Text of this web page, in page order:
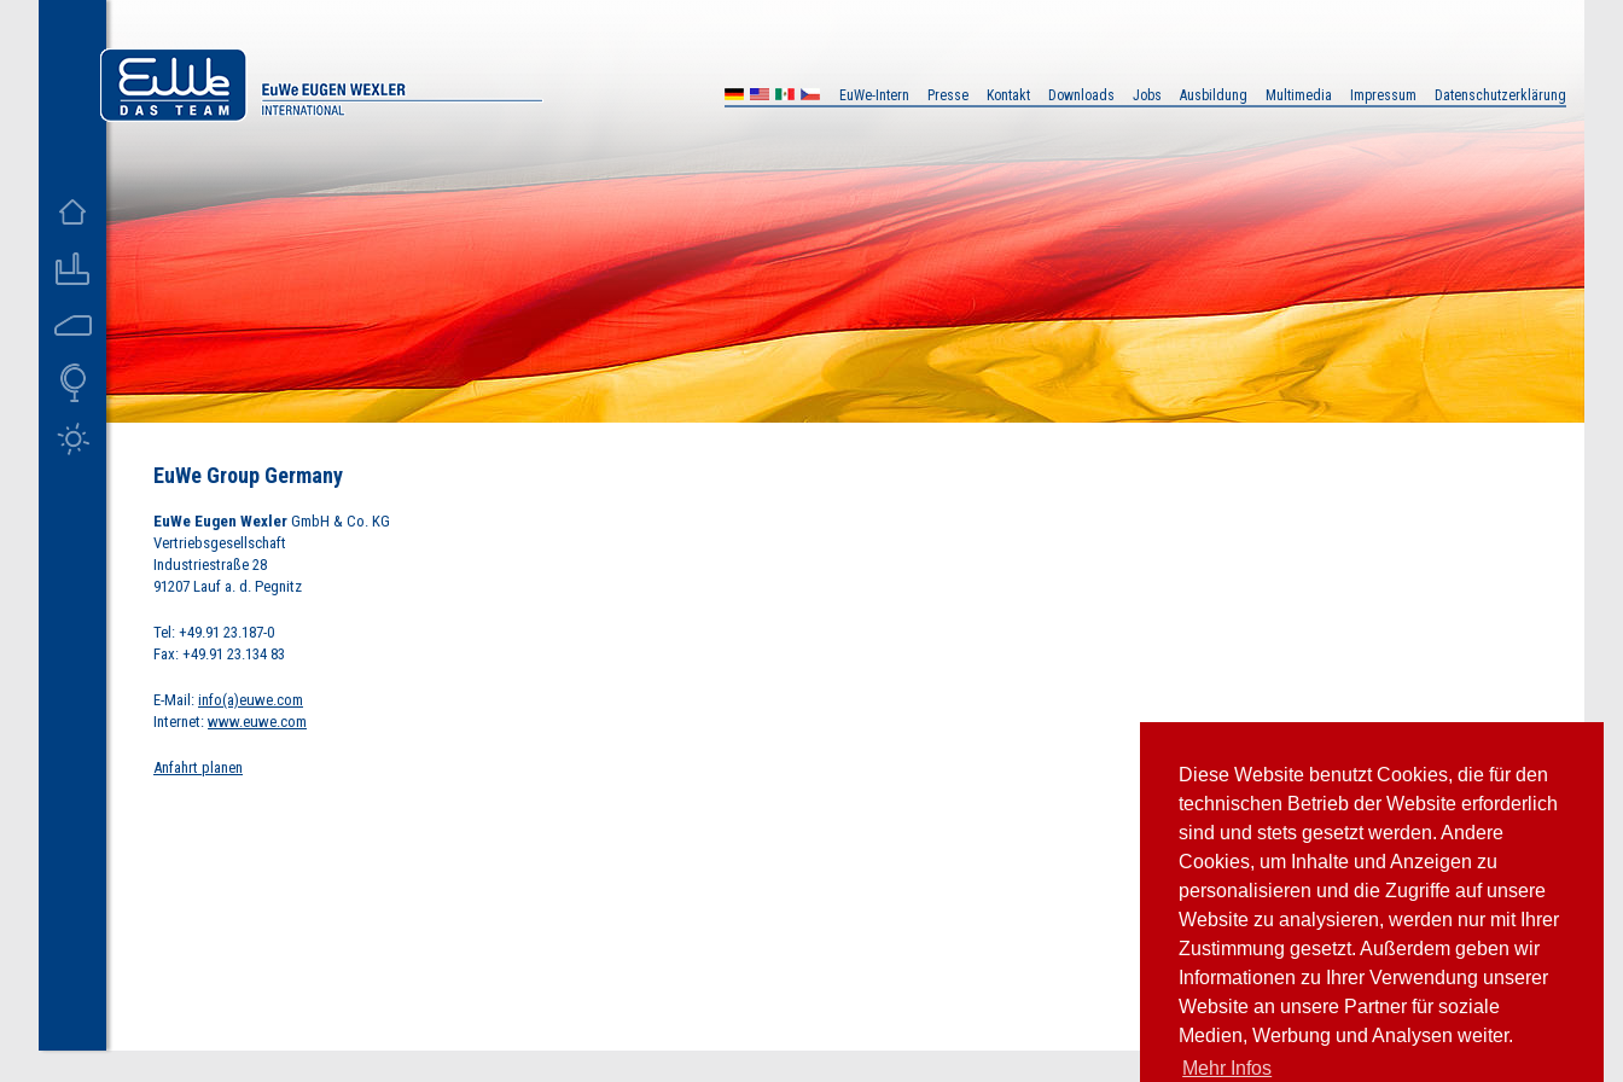
Diese Website benutzt Cookies, die für den
technischen Betrieb der Website erforderlich
sind und stets gesetzt werden. Andere
Cookies, um Inhalte und Anzeigen zu
personalisieren und die Zugriffe auf unsere
Website zu analysieren, werden nur mit Ihrer
Zustimmung gesetzt. Außerdem geben wir
Informationen zu Ihrer Verwendung unserer
Website an unsere Partner für soziale
Medien, Werbung und Analysen weiter.
Mehr Infos
EuWe Group Germany
EuWe Eugen Wexler GmbH & Co. KG
Vertriebsgesellschaft
Industriestraße 28
91207 Lauf a. d. Pegnitz
Tel: +49.91 23.187-0
Fax: +49.91 23.134 83
E-Mail: info(a)euwe.com
Internet: www.euwe.com
Anfahrt planen
D US MX EuWe-Intern Presse Kontakt Downloads Jobs Ausbildung Multimedia Impressum Datenschutzerklärung